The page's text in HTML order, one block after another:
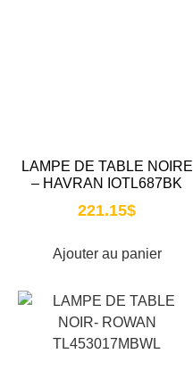
LAMPE DE TABLE NOIRE
– HAVRAN IOTL687BK
221.15$
Ajouter au panier